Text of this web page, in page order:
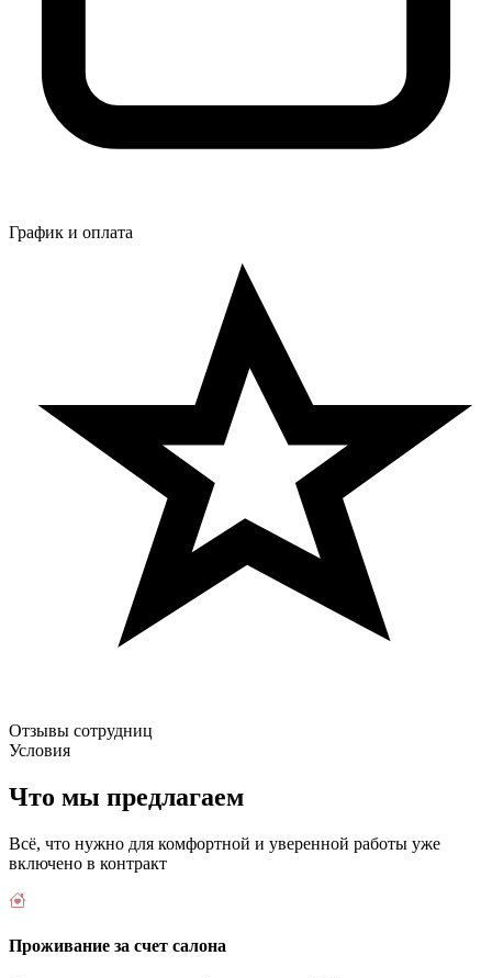
График и оплата
Отзывы сотрудниц
Условия
Что мы предлагаем
Всё, что нужно для комфортной и уверенной работы уже
включено в контракт
Проживание за счет салона